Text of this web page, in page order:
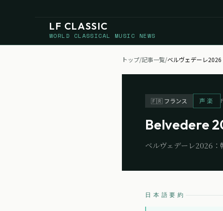
LF CLASSIC
WORLD CLASSICAL MUSIC NEWS
トップ/記事一覧/ベルヴェデーレ
🇫🇷 フランス 声楽
Belvedere
ベルヴェデーレ2026
日本語要約